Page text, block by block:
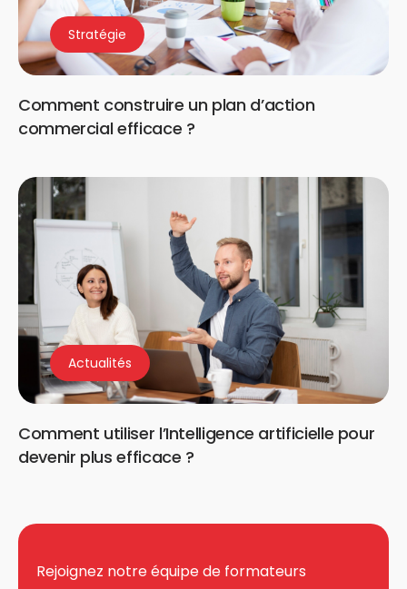
Comment construire un plan d’action
commercial efficace ?
Stratégie
Comment utiliser l’Intelligence artificielle pour
devenir plus efficace ?
Actualités
Rejoignez notre équipe de formateurs